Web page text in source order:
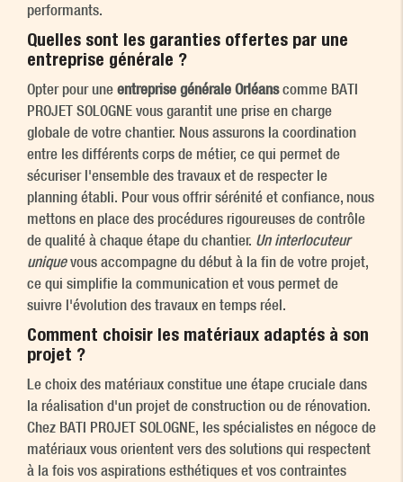
performants.
Quelles sont les garanties offertes par une
entreprise générale ?
Opter pour une entreprise générale Orléanscomme BATI
PROJET SOLOGNE vous garantit une prise en charge
globale de votre chantier. Nous assurons la coordination
entre les différents corps de métier, ce qui permet de
sécuriser l'ensemble des travaux et de respecter le
planning établi. Pour vous offrir sérénité et confiance, nous
mettons en place des procédures rigoureuses de contrôle
de qualité à chaque étape du chantier. Un interlocuteur
uniquevous accompagne du début à la fin de votre projet,
ce qui simplifie la communication et vous permet de
suivre l'évolution des travaux en temps réel.
Comment choisir les matériaux adaptés à son
projet ?
Le choix des matériaux constitue une étape cruciale dans
la réalisation d'un projet de construction ou de rénovation.
Chez BATI PROJET SOLOGNE, les spécialistes en négoce de
matériaux vous orientent vers des solutions qui respectent
à la fois vos aspirations esthétiques et vos contraintes